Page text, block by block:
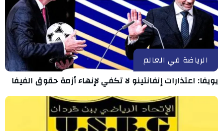
الرياضة في العالم
يويفا: اعتذارات إنفانتينو لا تكفي لإنهاء أزمة حقوق الفيفا